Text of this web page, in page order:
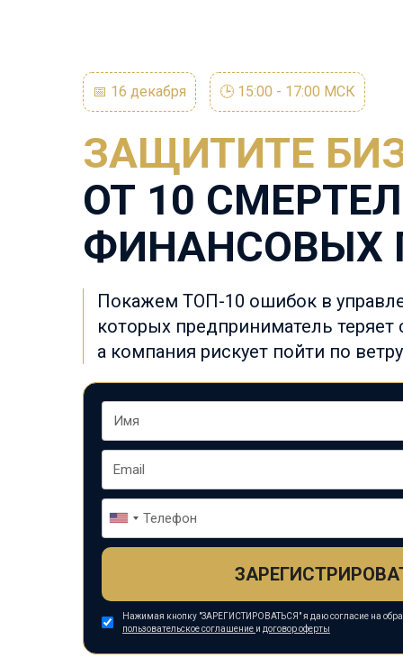
📅 16 декабря 🕒 15:00 - 17:00 МСК
ЗАЩИТИТЕ
ОТ 10
ФИНАНСОВЫХ
Покажем ТОП-10 ошибок в
которых предприниматель
а компания рискует пойти по
Нажимая кнопку "ЗАРЕГИСТИРОВАТЬСЯ" я даю согласие на
пользовательское соглашение и договор оферты